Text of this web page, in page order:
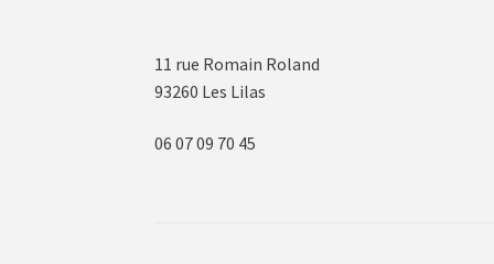
11 rue Romain Roland
93260 Les Lilas
06 07 09 70 45